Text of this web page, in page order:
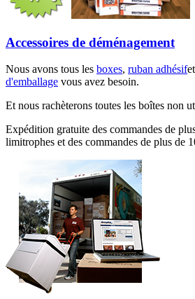
Accessoires de déménagement
Nous avons tous les boxes, ruban adhésifet
d'emballage vous avez besoin.
Et nous rachèterons toutes les boîtes non
Expédition gratuite des commandes de
limitrophes et des commandes de plus de